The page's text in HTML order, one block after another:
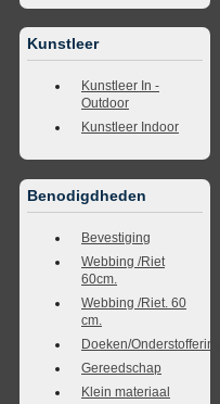
Kunstleer
Kunstleer In -
Outdoor
Kunstleer Indoor
Benodigdheden
Bevestiging
Webbing /Riet
60cm.
Webbing /Riet. 60
cm.
Doeken/Onderstoffering
Gereedschap
Klein materiaal